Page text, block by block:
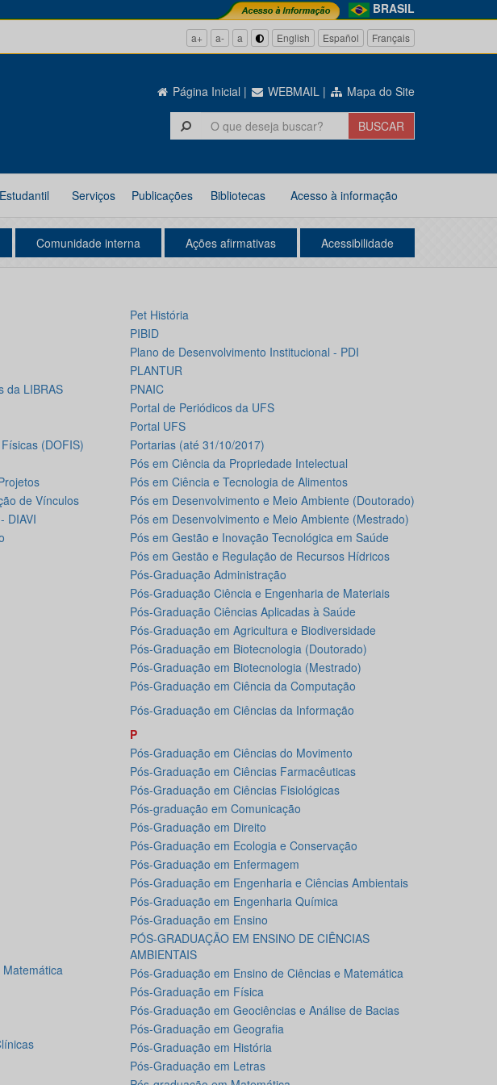
BRASIL
a+ a- a English Español Français
Página Inicial | WEBMAIL | Mapa do Site
Serviços Publicações Bibliotecas Acesso à informação
Comunidade interna Ações afirmativas Acessibilidade
da LIBRAS
(DOFIS)
de Vínculos
DIAVI
Pet História
PIBID
Plano de Desenvolvimento Institucional - PDI
PLANTUR
PNAIC
Portal de Periódicos da UFS
Portal UFS
Portarias (até 31/10/2017)
Pós em Ciência da Propriedade Intelectual
Pós em Ciência e Tecnologia de Alimentos
Pós em Desenvolvimento e Meio Ambiente (Doutorado)
Pós em Desenvolvimento e Meio Ambiente (Mestrado)
Pós em Gestão e Inovação Tecnológica em Saúde
Pós em Gestão e Regulação de Recursos Hídricos
Pós-Graduação Administração
Pós-Graduação Ciência e Engenharia de Materiais
Pós-Graduação Ciências Aplicadas à Saúde
Pós-Graduação em Agricultura e Biodiversidade
Pós-Graduação em Biotecnologia (Doutorado)
Pós-Graduação em Biotecnologia (Mestrado)
Pós-Graduação em Ciência da Computação
Pós-Graduação em Ciências da Informação
P
Pós-Graduação em Ciências do Movimento
Pós-Graduação em Ciências Farmacêuticas
Pós-Graduação em Ciências Fisiológicas
Pós-graduação em Comunicação
Pós-Graduação em Direito
Pós-Graduação em Ecologia e Conservação
Pós-Graduação em Enfermagem
Pós-Graduação em Engenharia e Ciências Ambientais
Pós-Graduação em Engenharia Química
Pós-Graduação em Ensino
PÓS-GRADUAÇÃO EM ENSINO DE CIÊNCIAS
AMBIENTAIS
Pós-Graduação em Ensino de Ciências e Matemática
Pós-Graduação em Física
Pós-Graduação em Geociências e Análise de Bacias
Pós-Graduação em Geografia
Pós-Graduação em História
Pós-Graduação em Letras